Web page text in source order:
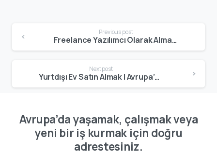
Previous post
Freelance Yazılımcı Olarak Almanya’da Çalışma | Vize, Oturum & Rehber
Next post
Yurtdışı Ev Satın Almak | Avrupa’da Gayrimenkul & Oturum Rehberi
Avrupa’da yaşamak, çalışmak veya
yeni bir iş kurmak için doğru
adrestesiniz.